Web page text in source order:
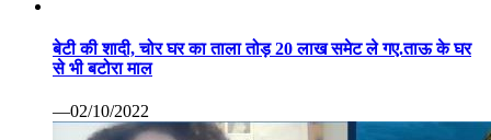
बेटी की शादी, चोर घर का ताला तोड़ 20 लाख समेट ले गए.ताऊ के घर
से भी बटोरा माल
—02/10/2022